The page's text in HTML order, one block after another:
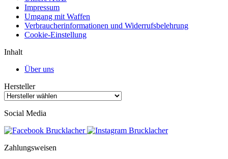
Impressum
Umgang mit Waffen
Verbraucherinformationen und Widerrufsbelehrung
Cookie-Einstellung
Inhalt
Über uns
Hersteller
Social Media
Zahlungsweisen